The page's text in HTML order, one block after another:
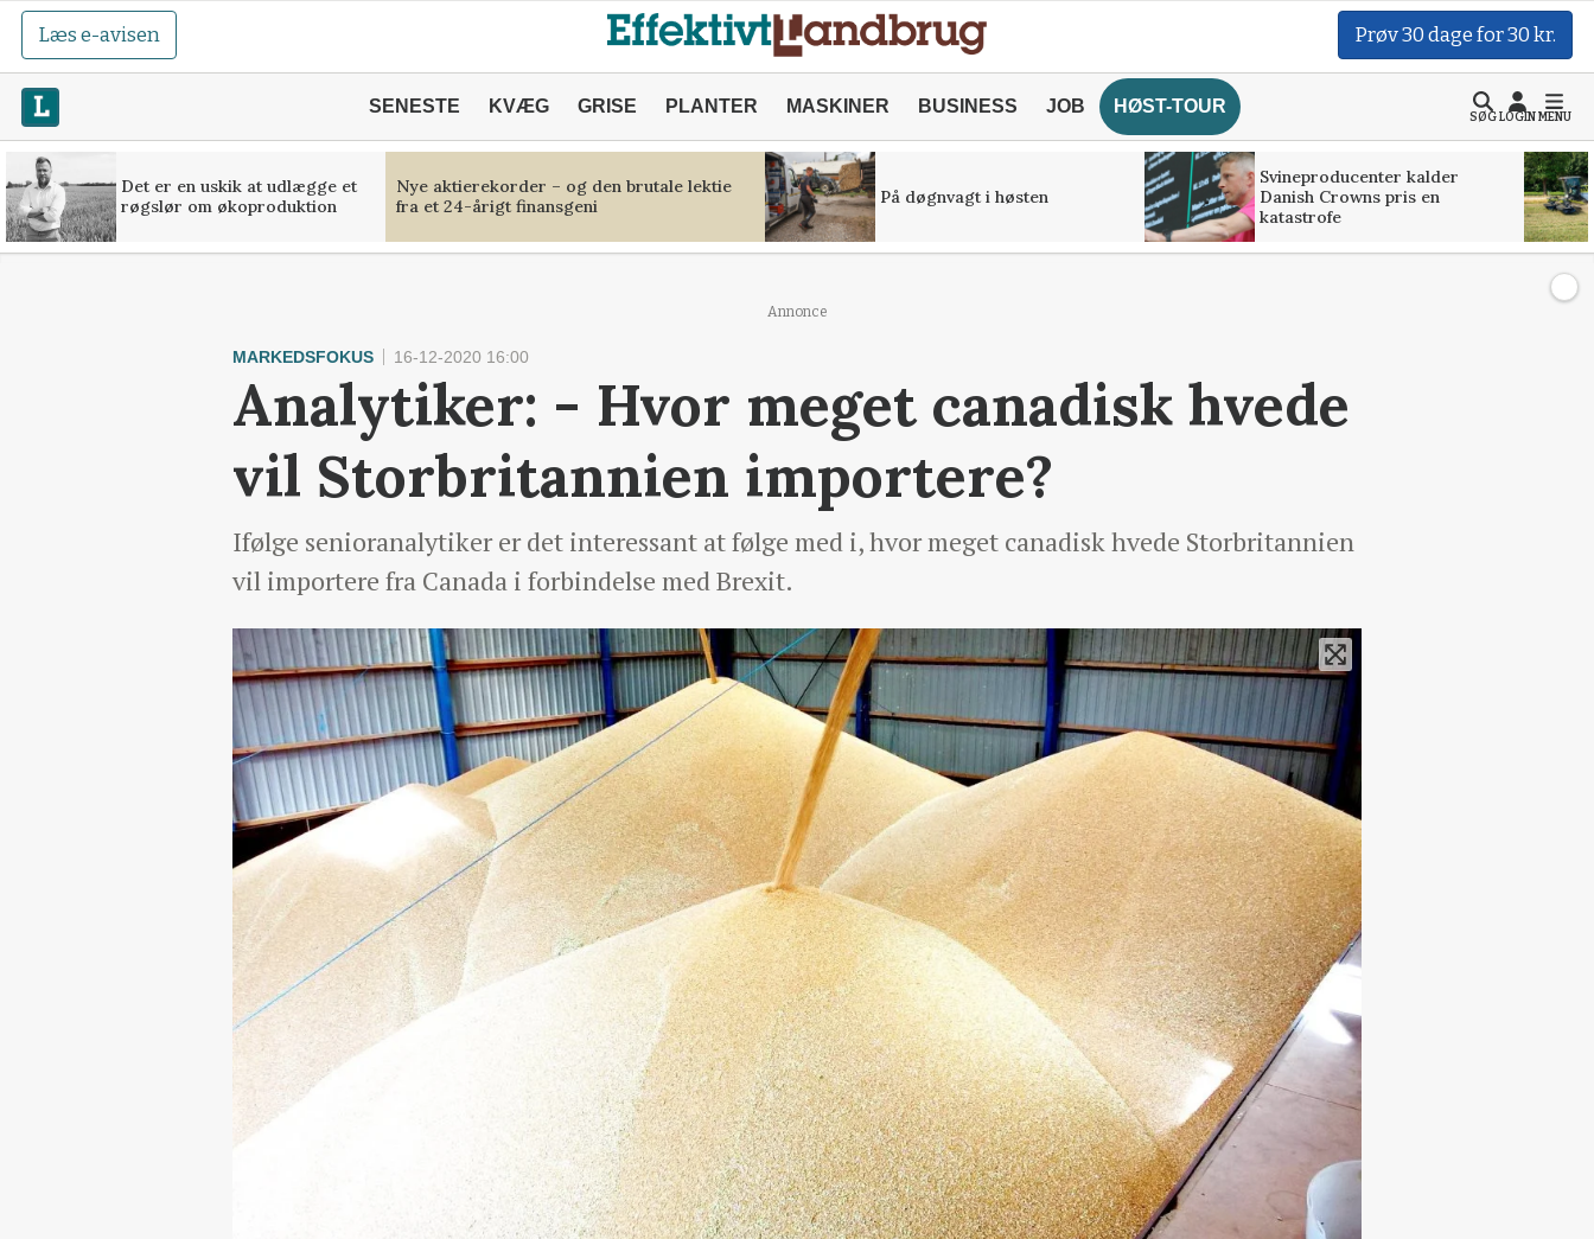
Læs e-avisen Prøv 30 dage for 30 kr.
SENESTE KVÆG GRISE PLANTER MASKINER BUSINESS JOB HØST-TOUR
SØGLOGINMENU
Det er en uskik at udlægge et
røgslør om økoproduktion
Nye aktierekorder – og den brutale lektie
fra et 24-årigt finansgeni
På døgnvagt i høsten
Svineproducenter kalder
Danish Crowns pris en
katastrofe
Annonce
MARKEDSFOKUS 16-12-2020 16:00
Analytiker: - Hvor meget canadisk hvede
vil Storbritannien importere?
Ifølge senioranalytiker er det interessant at følge med i, hvor meget canadisk hvede Storbritannien
vil importere fra Canada i forbindelse med Brexit.